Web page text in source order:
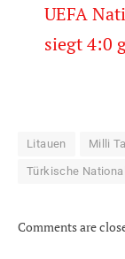
UEFA
siegt 4:0
Litauen Milli
Türkische
Comments are